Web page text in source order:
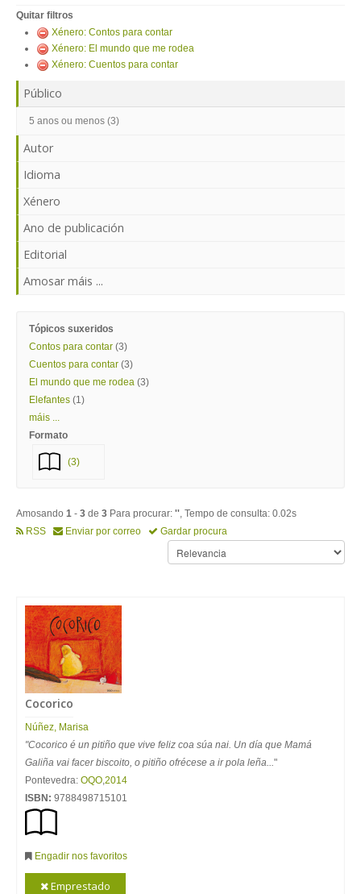
Quitar filtros
Xénero: Contos para contar
Xénero: El mundo que me rodea
Xénero: Cuentos para contar
Público
5 anos ou menos (3)
Autor
Idioma
Xénero
Ano de publicación
Editorial
Amosar máis ...
Tópicos suxeridos
Contos para contar (3)
Cuentos para contar (3)
El mundo que me rodea (3)
Elefantes (1)
máis ...
Formato
(3)
Amosando 1 - 3 de 3 Para procurar: '', Tempo de consulta: 0.02s
RSS
Enviar por correo Gardar procura
Cocorico
Núñez, Marisa
"Cocorico é un pitiño que vive feliz coa súa nai. Un día que Mamá
Galiña vai facer biscoito, o pitiño ofrécese a ir pola leña..."
Pontevedra: OQO,2014
ISBN: 9788498715101
Engadir nos favoritos
Emprestado